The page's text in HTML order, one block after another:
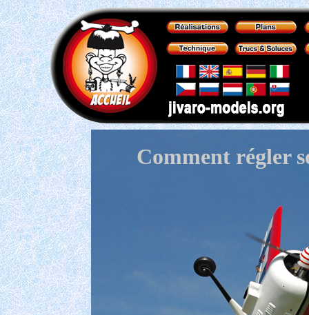
Comment régler